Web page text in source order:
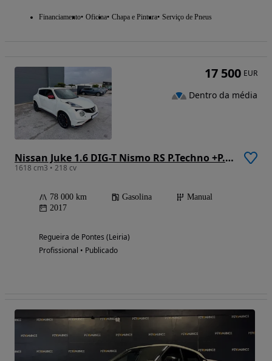
Financiamento Oficina Chapa e Pintura Serviço de Pneus
Nissan Juke 1.6 DIG-T Nismo RS P.Techno +P.Recaro
1618 cm3 • 218 cv
78 000 km Gasolina
Manual
2017
Regueira de Pontes (Leiria)
Profissional • Publicado
17 500 EUR
Dentro da média